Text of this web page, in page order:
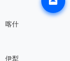
喀什
伊犁